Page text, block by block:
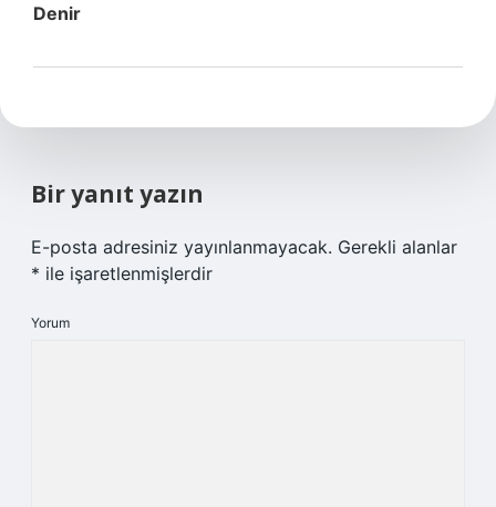
Denir
Bir yanıt yazın
E-posta adresiniz yayınlanmayacak. Gerekli alanlar
* ile işaretlenmişlerdir
Yorum